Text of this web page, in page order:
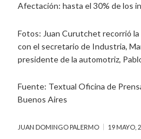
Afectación: hasta el 30% de los
Fotos: Juan Curutchet recorrió
con el secretario de Industria,
presidente de la automotriz,
Fuente: Textual Oficina de
Buenos Aires
JUAN DOMINGO PALERMO 19 MAYO,